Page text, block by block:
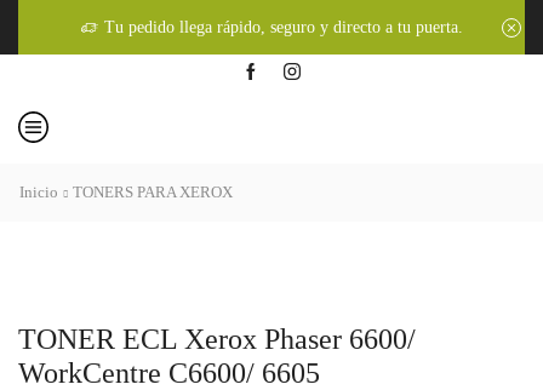
Tu pedido llega rápido, seguro y directo a tu puerta.
Inicio TONERS PARA XEROX
TONER ECL Xerox Phaser 6600/
WorkCentre C6600/ 6605